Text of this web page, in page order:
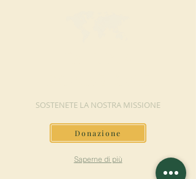
SOSTENETE LA NOSTRA MISSIONE
Donazione
Saperne di più